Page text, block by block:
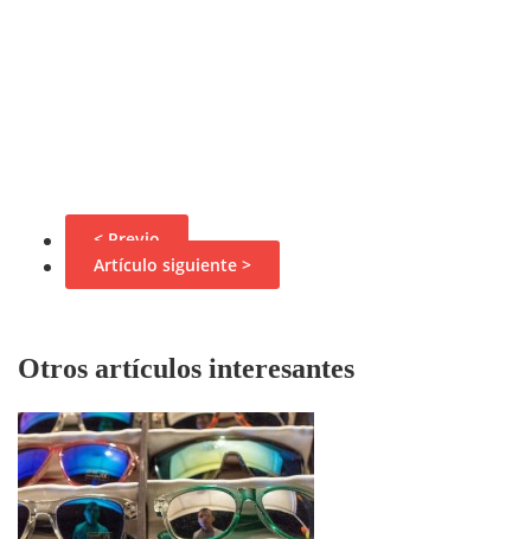
< Previo
Artículo siguiente >
Otros artículos interesantes